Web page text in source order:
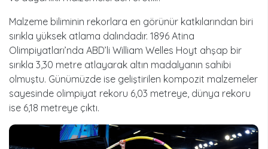
Malzeme biliminin rekorlara en görünür katkılarından biri
sırıkla yüksek atlama dalındadır. 1896 Atina
Olimpiyatları’nda ABD’li William Welles Hoyt ahşap bir
sırıkla 3,30 metre atlayarak altın madalyanın sahibi
olmuştu. Günümüzde ise geliştirilen kompozit malzemeler
sayesinde olimpiyat rekoru 6,03 metreye, dünya rekoru
ise 6,18 metreye çıktı.